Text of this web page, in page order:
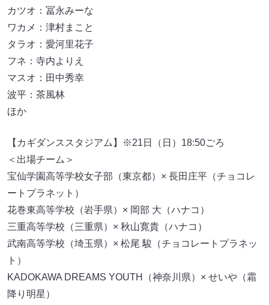
カツオ：冨永みーな
ワカメ：津村まこと
タラオ：愛河里花子
フネ：寺内よりえ
マスオ：田中秀幸
波平：茶風林
ほか
【カギダンススタジアム】※21日（日）18:50ごろ
＜出場チーム＞
宝仙学園高等学校女子部（東京都）× 長田庄平（チョコレ
ートプラネット）
花巻東高等学校（岩手県）× 岡部 大（ハナコ）
三重高等学校（三重県）× 秋山寛貴（ハナコ）
武南高等学校（埼玉県）× 松尾 駿（チョコレートプラネッ
ト）
KADOKAWA DREAMS YOUTH（神奈川県）× せいや（霜
降り明星）